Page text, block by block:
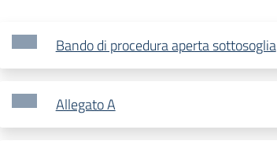
Bando di procedura aperta sottosoglia
Allegato A